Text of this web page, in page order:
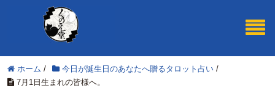
ホーム / 今日が誕生日のあなたへ贈るタロット占い /
7月1日生まれの皆様へ。